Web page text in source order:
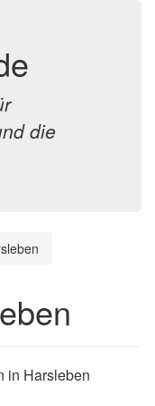
die
in Harsleben